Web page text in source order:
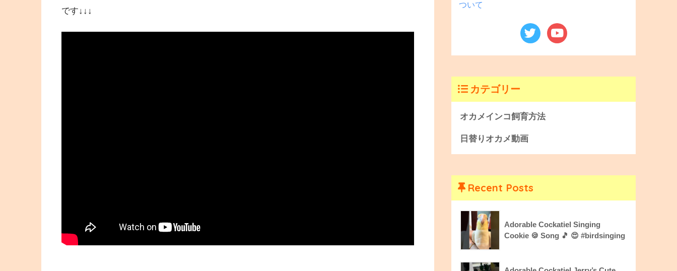
です↓↓↓
ついて
カテゴリー
オカメインコ飼育方法
日替りオカメ動画
Recent Posts
Adorable Cockatiel Singing
Cookie 🍪 Song 🎵 😍 #birdsinging